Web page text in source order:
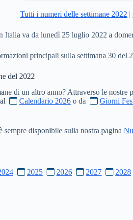
Tutti i numeri delle settimane 2022 |
Italia va da lunedì 25 luglio 2022 a
principali sulla settimana 30 del
del 2022
di un altro anno? Attraverso le
Calendario 2026 o da Giorni
sempre disponibile sulla nostra pagina
2025 2026 2027 2028